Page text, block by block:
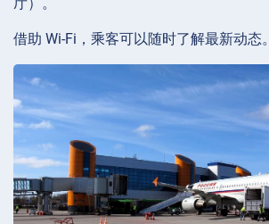
借助 Wi-Fi，乘客可以随时了解最新动态。